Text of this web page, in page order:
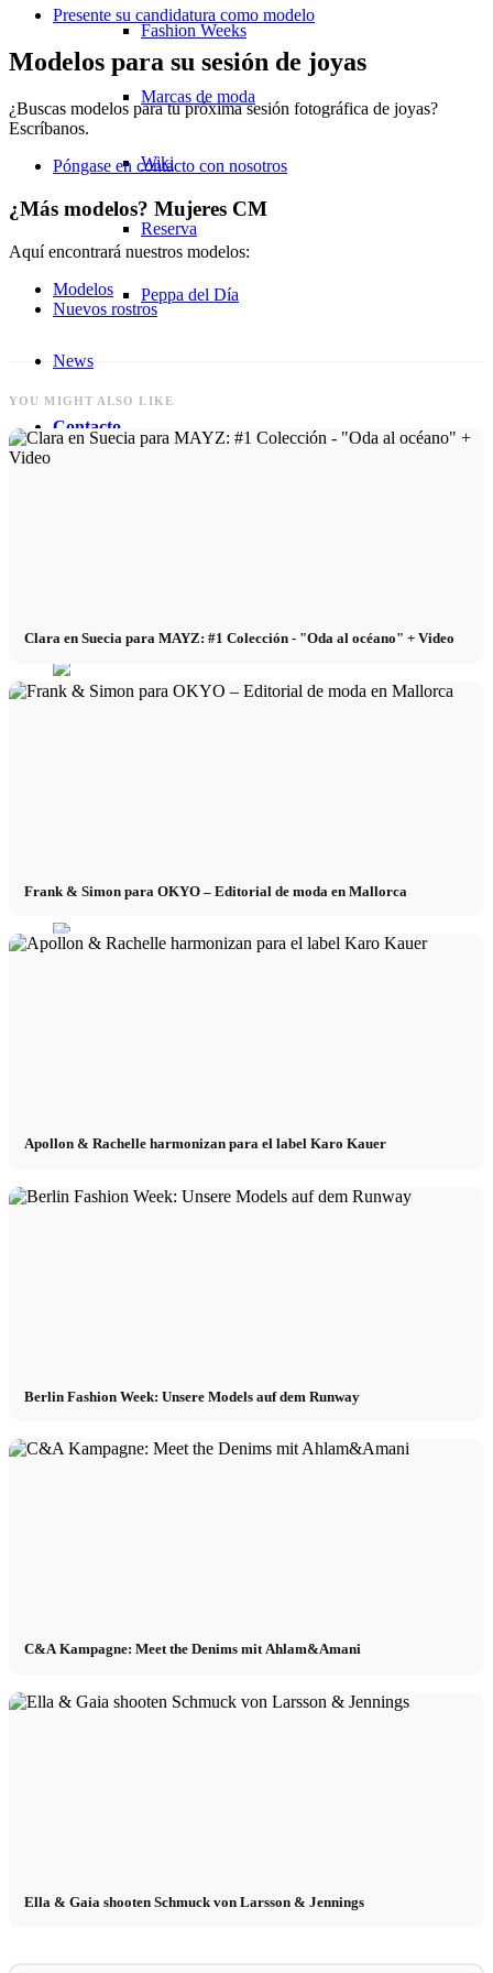
Fashion Weeks
Marcas de moda
Wiki
Reserva
Peppa del Día
News
Contacto
Menú Menú
Presente su candidatura como modelo
Modelos para su sesión de joyas
¿Buscas modelos para tu próxima sesión fotográfica de joyas?
Escríbanos.
Póngase en contacto con nosotros
¿Más modelos? Mujeres CM
Aquí encontrará nuestros modelos:
Modelos
Nuevos rostros
YOU MIGHT ALSO LIKE
Clara en Suecia para MAYZ: #1 Colección - "Oda al océano" + Video
Frank & Simon para OKYO – Editorial de moda en Mallorca
Apollon & Rachelle harmonizan para el label Karo Kauer
Berlin Fashion Week: Unsere Models auf dem Runway
C&A Kampagne: Meet the Denims mit Ahlam&Amani
Ella & Gaia shooten Schmuck von Larsson & Jennings